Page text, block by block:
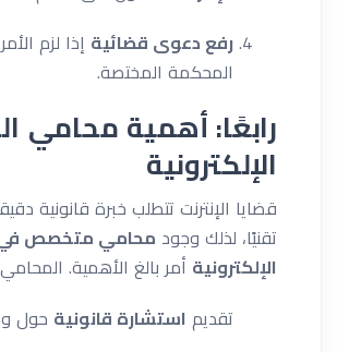
رفع دعوى قضائية إذا لزم
المحكمة المختصة.
رابعًا: أهمية محامي
الإلكترونية
قضايا الإنترنت تتطلب خبرة قانونية
تقنيًا، لذلك وجود محامي متخصص في
الإلكترونية أمر بالغ الأهمية.
تقديم استشارة قانونية حول